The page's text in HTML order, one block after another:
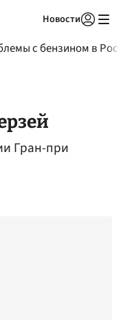
Новости
с бензином в
Гран-при